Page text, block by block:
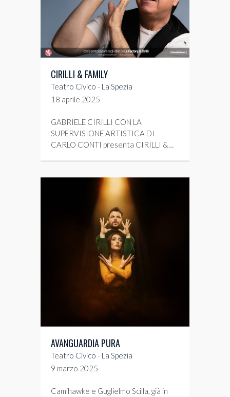
CIRILLI & FAMILY
Teatro Civico - La Spezia
18 aprile 2025
GABRIELE CIRILLI CON LA
SUPERVISIONE ARTISTICA DI
CARLO CONTI presenta CIRILLI &…
AVANGUARDIA PURA
Teatro Civico - La Spezia
9 marzo 2025
Camihawke e Guglielmo Scilla, già in